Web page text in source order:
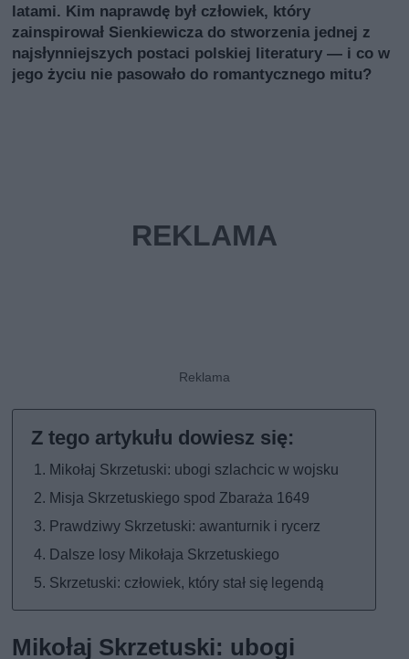
latami. Kim naprawdę był człowiek, który
zainspirował Sienkiewicza do stworzenia jednej z
najsłynniejszych postaci polskiej literatury — i co w
jego życiu nie pasowało do romantycznego mitu?
Mikołaj Skrzetuski: ubogi szlachcic w wojsku
Misja Skrzetuskiego spod Zbaraża 1649
Prawdziwy Skrzetuski: awanturnik i rycerz
Dalsze losy Mikołaja Skrzetuskiego
Skrzetuski: człowiek, który stał się legendą
Mikołaj Skrzetuski: ubogi